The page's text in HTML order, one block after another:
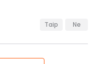
Taip Ne